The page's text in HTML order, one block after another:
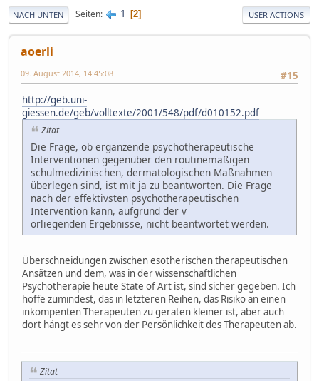
NACH UNTEN Seiten 1 2 USER ACTIONS
aoerli
#15
09. August 2014, 14:45:08
http://geb.uni-
giessen.de/geb/volltexte/2001/548/pdf/d010152.pdf
Zitat
Die Frage, ob ergänzende psychotherapeutische
Interventionen gegenüber den routinemäßigen
schulmedizinischen, dermatologischen Maßnahmen
überlegen sind, ist mit ja zu beantworten. Die Frage
nach der effektivsten psychotherapeutischen
Intervention kann, aufgrund der v
orliegenden Ergebnisse, nicht beantwortet werden.
Überschneidungen zwischen esotherischen therapeutischen
Ansätzen und dem, was in der wissenschaftlichen
Psychotherapie heute State of Art ist, sind sicher gegeben. Ich
hoffe zumindest, das in letzteren Reihen, das Risiko an einen
inkompenten Therapeuten zu geraten kleiner ist, aber auch
dort hängt es sehr von der Persönlichkeit des Therapeuten ab.
Zitat